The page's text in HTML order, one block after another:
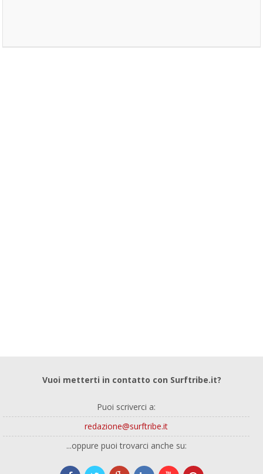
Vuoi metterti in contatto con Surftribe.it?
Puoi scriverci a:
redazione@surftribe.it
...oppure puoi trovarci anche su: